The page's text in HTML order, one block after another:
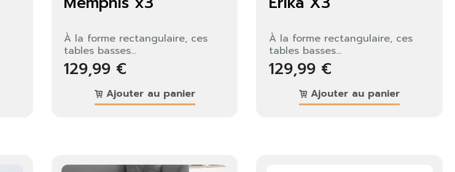
À la forme rectangulaire, ces
tables basses...
129,99 €
Ajouter au panier
À la forme rectangulaire, ces
tables basses...
129,99 €
Ajouter au panier